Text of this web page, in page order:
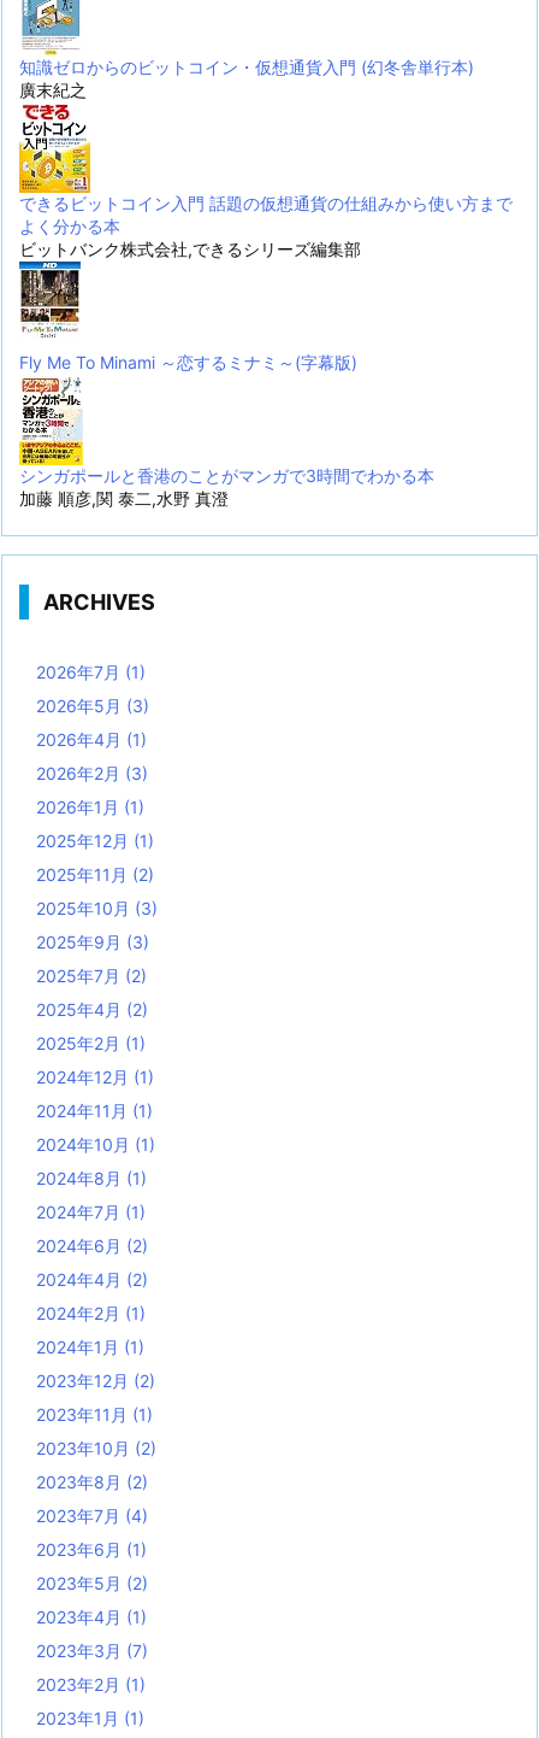
知識ゼロからのビットコイン・仮想通貨入門 (幻冬舎単行本)
廣末紀之
できるビットコイン入門 話題の仮想通貨の仕組みから使い方まで
よく分かる本
ビットバンク株式会社,できるシリーズ編集部
Fly Me To Minami ～恋するミナミ～(字幕版)
シンガポールと香港のことがマンガで3時間でわかる本
加藤 順彦,関 泰二,水野 真澄
ARCHIVES
2026年7月 (1)
2026年5月 (3)
2026年4月 (1)
2026年2月 (3)
2026年1月 (1)
2025年12月 (1)
2025年11月 (2)
2025年10月 (3)
2025年9月 (3)
2025年7月 (2)
2025年4月 (2)
2025年2月 (1)
2024年12月 (1)
2024年11月 (1)
2024年10月 (1)
2024年8月 (1)
2024年7月 (1)
2024年6月 (2)
2024年4月 (2)
2024年2月 (1)
2024年1月 (1)
2023年12月 (2)
2023年11月 (1)
2023年10月 (2)
2023年8月 (2)
2023年7月 (4)
2023年6月 (1)
2023年5月 (2)
2023年4月 (1)
2023年3月 (7)
2023年2月 (1)
2023年1月 (1)